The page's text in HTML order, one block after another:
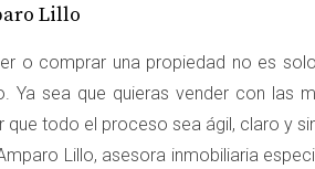
críticos al vender tu vivienda. Un
precio demasiado bajo podría
buen precio desde el inicio no solo
personas utilizan herramientas
Lillo
o comprar una propiedad no es
Ya sea que quieras vender con las
que todo el proceso sea ágil, claro y
Lillo, asesora inmobiliaria